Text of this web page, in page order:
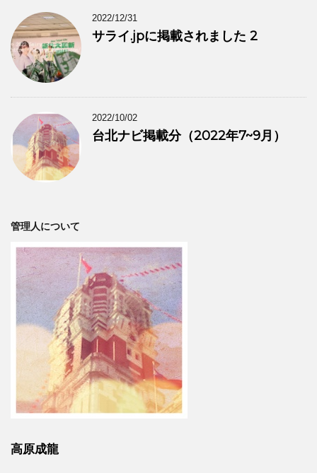
2022/12/31
サライ.jpに掲載されました 2
2022/10/02
台北ナビ掲載分（2022年7~9月）
管理人について
高原成龍